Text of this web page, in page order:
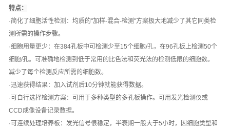
特点：
·简化了细胞活性检测：均质的"加样-混合-检测"方案极大地减少了其它同类检
测所需的操作步骤。
·细胞用量更少：在384孔板中可检测少至15个细胞/孔，在96孔板上检测50个
细胞/孔。可准确地检测到低于常用的比色法和荧光法的检测低限的细胞数。
减少了每个检测反应所需的细胞数。
·迅速获得结果：加入试剂后10分钟就能获得数据。
·可自行选择检测方案：可用于多种类型的多孔板操作。可用发光检测仪或
CCD成像设备记录数据。
·可连续处理培养板：发光信号很稳定，半衰期一般大于5小时，因细胞类型和